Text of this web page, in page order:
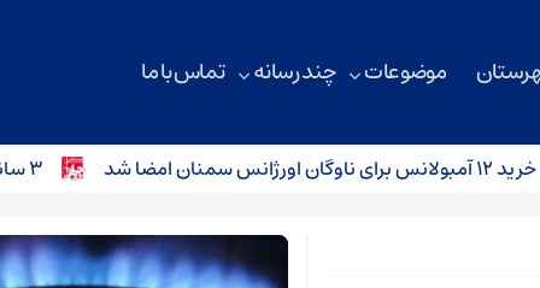
موضوعات چند رسانه تماس با ما
۳ سانحه رانندگی در محورهای استان سمنان؛ کودک ۴ ساله جان باخت